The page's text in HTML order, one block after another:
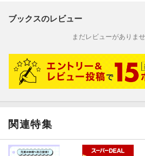
ブックスのレビュー
まだレビューがありませ
関連特集